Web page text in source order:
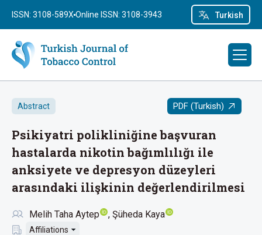
Turkish
ISSN: 3108-589X Online ISSN: 3108-3943
Abstract PDF (Turkish)
Psikiyatri polikliniğine başvuran
hastalarda nikotin bağımlılığı ile
anksiyete ve depresyon düzeyleri
arasındaki ilişkinin değerlendirilmesi
Melih Taha Aytep Şüheda Kaya
Affiliations